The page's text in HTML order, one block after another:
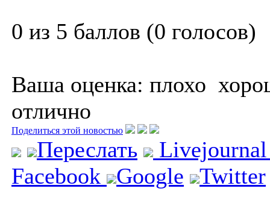
0 из 5 баллов (0 голосов)
Ваша оценка: плохо
отлично
Поделиться этой новостью
Переслать
Facebook
Google Twitter